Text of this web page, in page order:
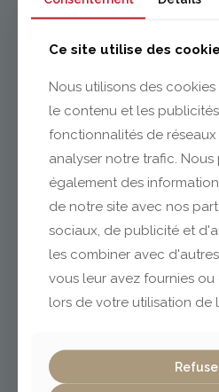
04 73
Clermont-
04 73
Ce site utilise des
Nous utilisons des
le contenu et les
fonctionnalités de
analyser notre trafic.
également des
de notre site avec nos
sociaux, de publicité et
les combiner avec
vous leur avez fournies
lors de votre utilisation de